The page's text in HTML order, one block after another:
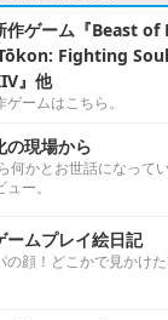
作ゲーム『Beast of
Tōkon: Fighting
』他
ームはこちら。
の現場から
何かとお世話になって
ー。
ームプレイ絵日記
の顔！どこかで見かけ